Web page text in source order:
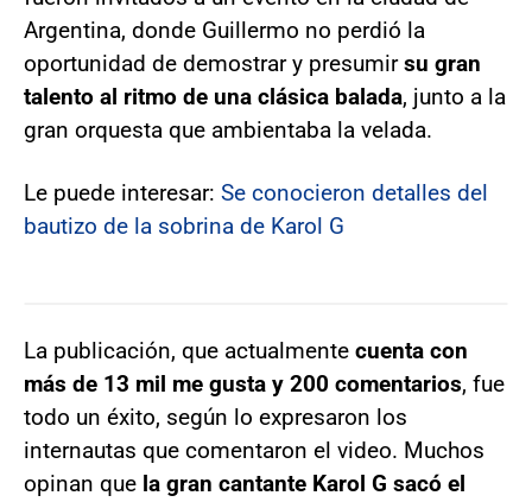
Argentina, donde Guillermo no perdió la
oportunidad de demostrar y presumirsu gran
talento al ritmo de una clásica balada, junto a la
gran orquesta que ambientaba la velada.
Le puede interesar: Se conocieron detalles del
bautizo de la sobrina de Karol G
La publicación, que actualmente cuenta con
más de 13 mil me gusta y 200 comentarios, fue
todo un éxito, según lo expresaron los
internautas que comentaron el video. Muchos
opinan que la gran cantante Karol G sacó el